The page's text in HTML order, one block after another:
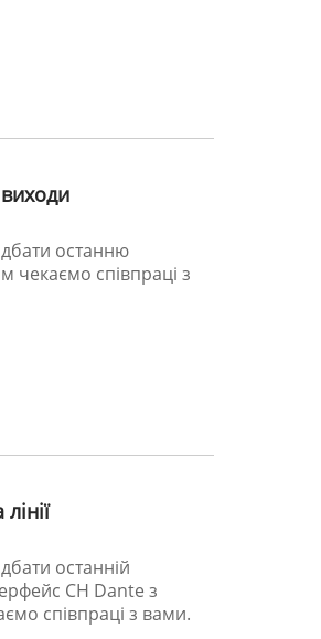
останню
чекаємо співпраці з
останній
CH Dante з
співпраці з вами.